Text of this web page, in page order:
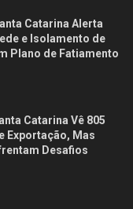
Catarina Alerta
e Isolamento de
Plano de Fatiamento
Catarina Vê 805
Exportação, Mas
Desafios